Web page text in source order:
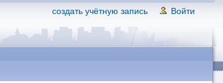
создать учётную запись Войти